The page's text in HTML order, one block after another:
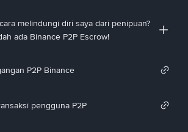
melindungi diri saya dari penipuan?
ada Binance P2P Escrow!
P2P Binance
pengguna P2P